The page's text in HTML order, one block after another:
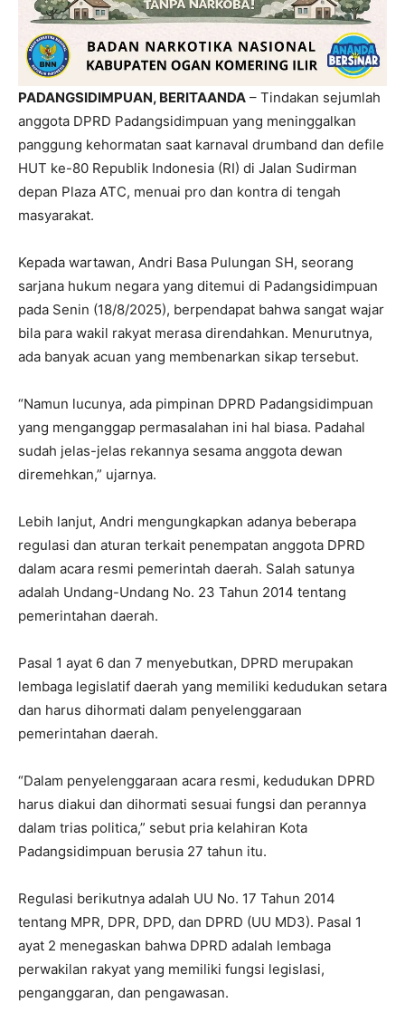
PADANGSIDIMPUAN, BERITAANDA – Tindakan sejumlah
anggota DPRD Padangsidimpuan yang meninggalkan
panggung kehormatan saat karnaval drumband dan defile
HUT ke-80 Republik Indonesia (RI) di Jalan Sudirman
depan Plaza ATC, menuai pro dan kontra di tengah
masyarakat.
Kepada wartawan, Andri Basa Pulungan SH, seorang
sarjana hukum negara yang ditemui di Padangsidimpuan
pada Senin (18/8/2025), berpendapat bahwa sangat wajar
bila para wakil rakyat merasa direndahkan. Menurutnya,
ada banyak acuan yang membenarkan sikap tersebut.
“Namun lucunya, ada pimpinan DPRD Padangsidimpuan
yang menganggap permasalahan ini hal biasa. Padahal
sudah jelas-jelas rekannya sesama anggota dewan
diremehkan,” ujarnya.
Lebih lanjut, Andri mengungkapkan adanya beberapa
regulasi dan aturan terkait penempatan anggota DPRD
dalam acara resmi pemerintah daerah. Salah satunya
adalah Undang-Undang No. 23 Tahun 2014 tentang
pemerintahan daerah.
Pasal 1 ayat 6 dan 7 menyebutkan, DPRD merupakan
lembaga legislatif daerah yang memiliki kedudukan setara
dan harus dihormati dalam penyelenggaraan
pemerintahan daerah.
“Dalam penyelenggaraan acara resmi, kedudukan DPRD
harus diakui dan dihormati sesuai fungsi dan perannya
dalam trias politica,” sebut pria kelahiran Kota
Padangsidimpuan berusia 27 tahun itu.
Regulasi berikutnya adalah UU No. 17 Tahun 2014
tentang MPR, DPR, DPD, dan DPRD (UU MD3). Pasal 1
ayat 2 menegaskan bahwa DPRD adalah lembaga
perwakilan rakyat yang memiliki fungsi legislasi,
penganggaran, dan pengawasan.